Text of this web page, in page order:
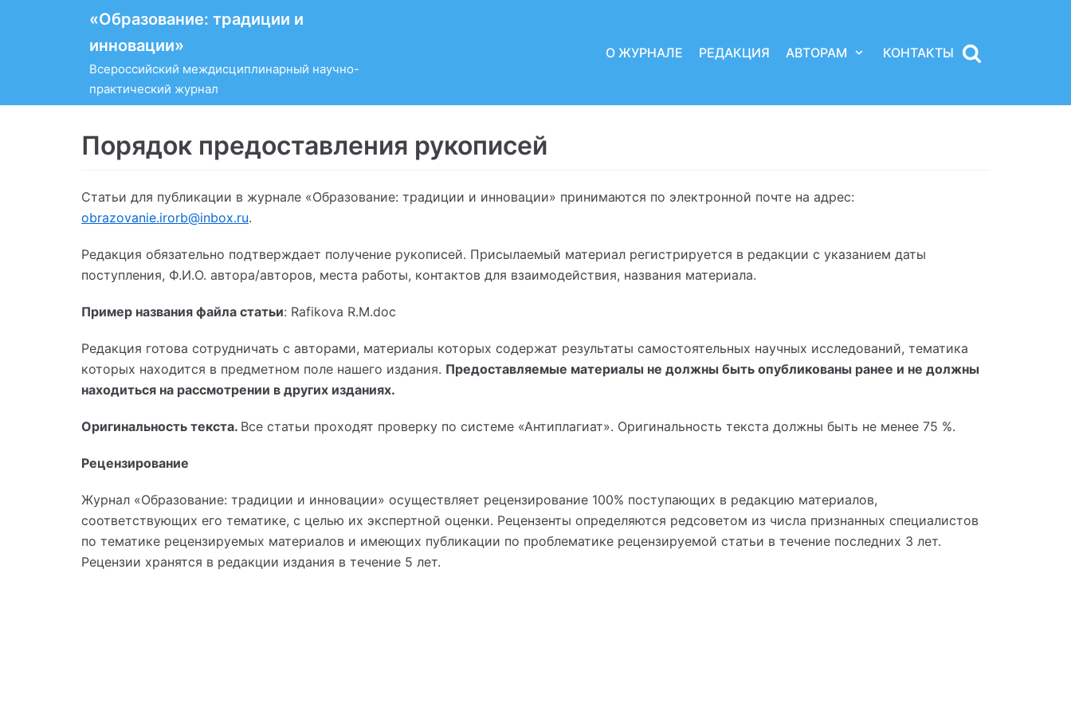
«Образование: традиции и
инновации»
Всероссийский междисциплинарный научно-
практический журнал
О ЖУРНАЛЕ РЕДАКЦИЯ АВТОРАМ КОНТАКТЫ
Порядок предоставления рукописей
Статьи для публикации в журнале «Образование: традиции и инновации» принимаются по электронной почте на адрес:
obrazovanie.irorb@inbox.ru.
Редакция обязательно подтверждает получение рукописей. Присылаемый материал регистрируется в редакции с указанием даты
поступления, Ф.И.О. автора/авторов, места работы, контактов для взаимодействия, названия материала.
Пример названия файла статьи: Rafikova R.M.doc
Редакция готова сотрудничать с авторами, материалы которых содержат результаты самостоятельных научных исследований, тематика
которых находится в предметном поле нашего издания. Предоставляемые материалы не должны быть опубликованы ранее и не должны
находиться на рассмотрении в других изданиях.
Оригинальность текста. Все статьи проходят проверку по системе «Антиплагиат». Оригинальность текста должны быть не менее 75 %.
Рецензирование
Журнал «Образование: традиции и инновации» осуществляет рецензирование 100% поступающих в редакцию материалов,
соответствующих его тематике, с целью их экспертной оценки. Рецензенты определяются редсоветом из числа признанных специалистов
по тематике рецензируемых материалов и имеющих публикации по проблематике рецензируемой статьи в течение последних 3 лет.
Рецензии хранятся в редакции издания в течение 5 лет.